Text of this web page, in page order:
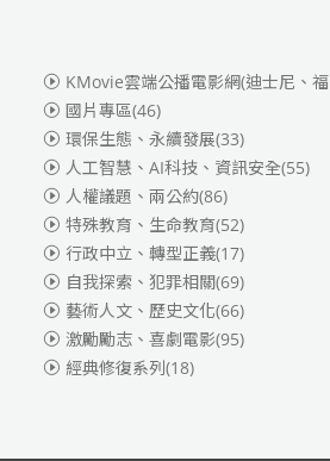
KMovie雲端公播電影網(迪士尼、福斯、索尼)
國片專區(46)
環保生態、永續發展(33)
人工智慧、AI科技、資訊安全(55)
人權議題、兩公約(86)
特殊教育、生命教育(52)
行政中立、轉型正義(17)
自我探索、犯罪相關(69)
藝術人文、歷史文化(66)
激勵勵志、喜劇電影(95)
經典修復系列(18)